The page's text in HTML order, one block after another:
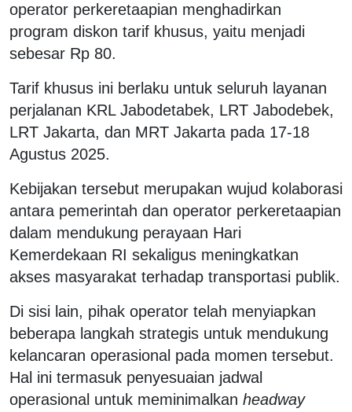
operator perkeretaapian menghadirkan
program diskon tarif khusus, yaitu menjadi
sebesar Rp 80.
Tarif khusus ini berlaku untuk seluruh layanan
perjalanan KRL Jabodetabek, LRT Jabodebek,
LRT Jakarta, dan MRT Jakarta pada 17-18
Agustus 2025.
Kebijakan tersebut merupakan wujud kolaborasi
antara pemerintah dan operator perkeretaapian
dalam mendukung perayaan Hari
Kemerdekaan RI sekaligus meningkatkan
akses masyarakat terhadap transportasi publik.
Di sisi lain, pihak operator telah menyiapkan
beberapa langkah strategis untuk mendukung
kelancaran operasional pada momen tersebut.
Hal ini termasuk penyesuaian jadwal
operasional untuk meminimalkan headway